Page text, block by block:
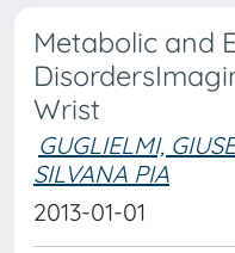
Metabolic and
Wrist
GUGLIELMI,
SILVANA PIA
2013-01-01